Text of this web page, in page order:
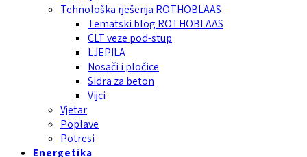
Tehnološka rješenja ROTHOBLAAS
Tematski blog ROTHOBLAAS
CLT veze pod-stup
LJEPILA
Nosači i pločice
Sidra za beton
Vijci
Vjetar
Poplave
Potresi
Energetika